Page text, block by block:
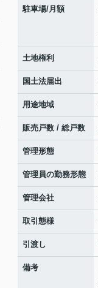
駐車場/月額
土地権利
国土法届出
用途地域
販売戸数 / 総戸数
管理形態
管理員の勤務形態
管理会社
取引態様
引渡し
備考